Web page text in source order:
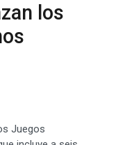
los
Juegos